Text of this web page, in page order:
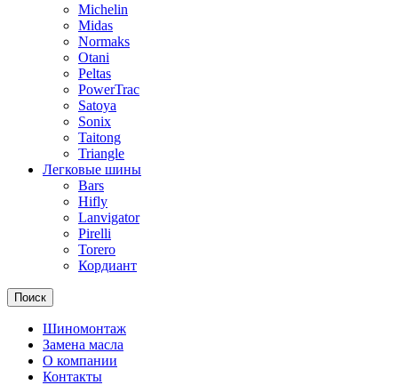
Michelin
Midas
Normaks
Otani
Peltas
PowerTrac
Satoya
Sonix
Taitong
Triangle
Легковые шины
Bars
Hifly
Lanvigator
Pirelli
Torero
Кордиант
Поиск
Шиномонтаж
Замена масла
О компании
Контакты